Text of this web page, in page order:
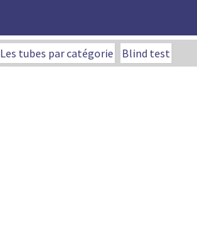
Les tubes par catégorie Blind test